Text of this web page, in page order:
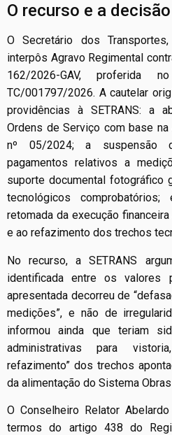
O recurso e a decisão
O Secretário dos
interpôs Agravo Regimental
162/2026-GAV, proferida
TC/001797/2026. A cautelar
providências à SETRANS: a
Ordens de Serviço com base
nº 05/2024; a suspensão
pagamentos relativos a
suporte documental fotográfico
tecnológicos
retomada da execução
e ao refazimento dos trechos
No recurso, a SETRANS
identificada entre os valores
apresentada decorreu de
medições”, e não de
informou ainda que teriam
administrativas para
refazimento” dos trechos
da alimentação do Sistema
O Conselheiro Relator
termos do artigo 438 do